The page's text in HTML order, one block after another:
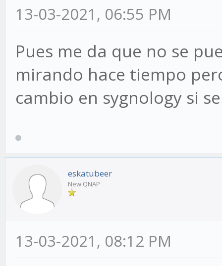
13-03-2021, 06:55 PM
Pues me da que no se
mirando hace tiempo
cambio en sygnology si
eskatubeer
New QNAP
13-03-2021, 08:12 PM